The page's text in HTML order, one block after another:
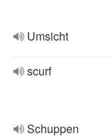
Umsicht
scurf
Schuppen